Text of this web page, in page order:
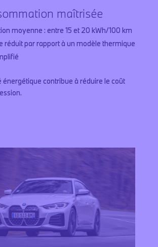
maîtrisée
moyenne : entre 15 et 20 kWh/100 km
réduit par rapport à un modèle thermique
énergétique contribue à réduire le coût